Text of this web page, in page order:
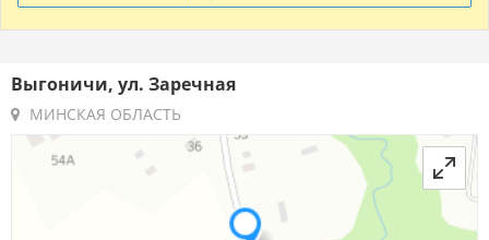
Выгоничи, ул. Заречная
МИНСКАЯ ОБЛАСТЬ